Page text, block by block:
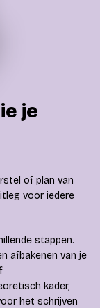
je
of plan van
voor iedere
stappen.
afbakenen van je
kader,
het schrijven